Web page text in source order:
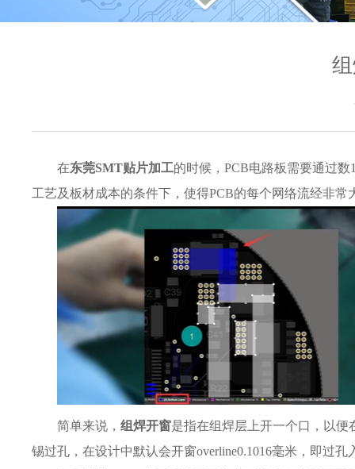
在东莞SMT贴片加工的时候，PCB电路板需要通过
工艺及板材成本的条件下，使得PCB的每个网络流经非
简单来说， 组焊开窗是指在组焊层上开一个口，以便
锡过孔，在设计中默认会开窗overline0.1016毫米，即过